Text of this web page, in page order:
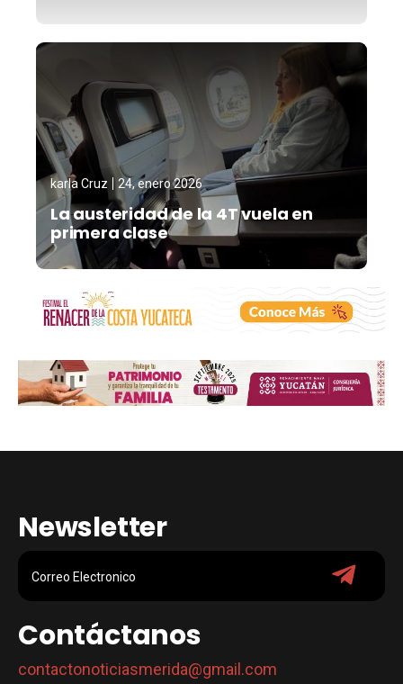
karla Cruz 24, enero 2026
La austeridad de la 4T vuela en
primera clase
Newsletter
Contáctanos
contactonoticiasmerida@gmail.com